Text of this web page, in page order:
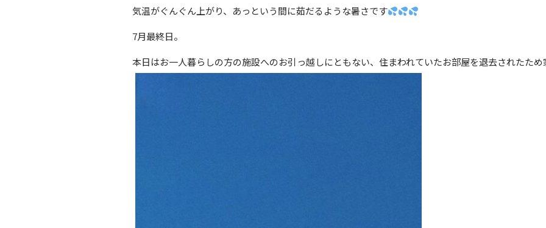
気温がぐんぐん上がり、あっという間に茹だるような暑さです
7月最終日。
本日はお一人暮らしの方の施設へのお引っ越しにともない、住まわれていたお部屋を退去されたた